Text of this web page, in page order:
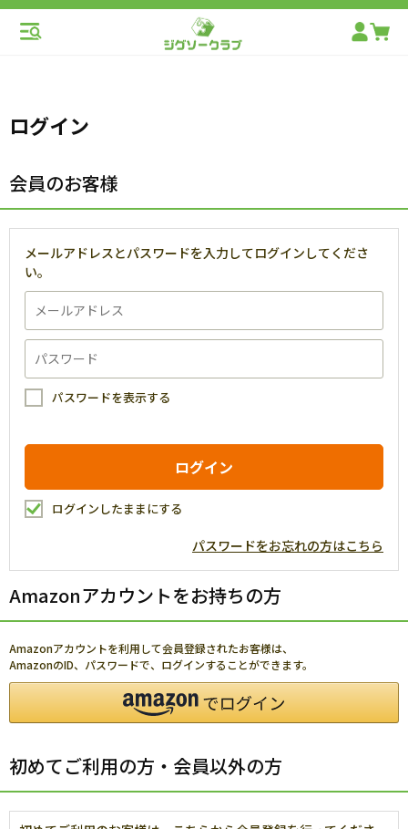
ログイン
会員のお客様
メールアドレスとパスワードを入力してログインしてくださ
い。
パスワードを表示する
ログインしたままにする
パスワードをお忘れの方はこちら
Amazonアカウントをお持ちの方
Amazonアカウントを利用して会員登録されたお客様は、
AmazonのID、パスワードで、ログインすることができます。
初めてご利用の方・会員以外の方